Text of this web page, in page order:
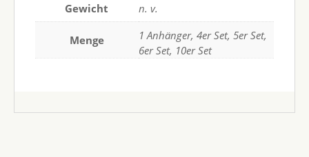
Gewicht n. v.
Menge
1 Anhänger, 4er Set, 5er Set,
6er Set, 10er Set